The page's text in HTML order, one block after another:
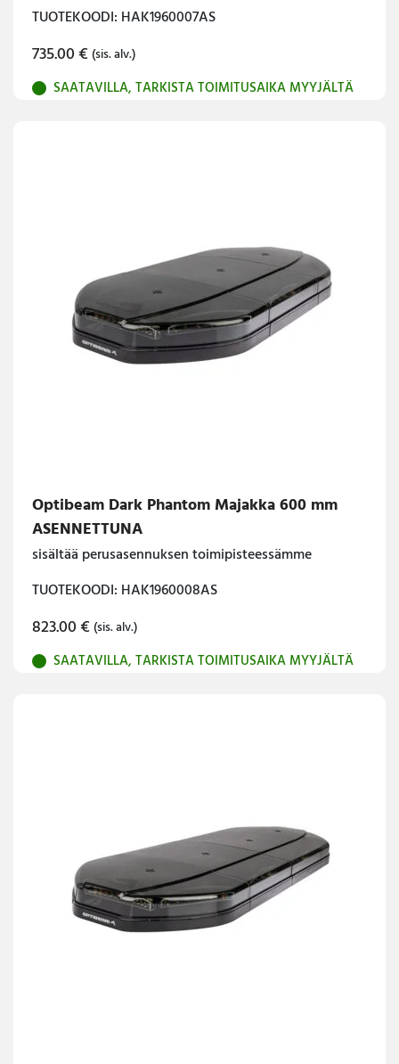
TUOTEKOODI: HAK1960007AS
735.00€ (sis. alv.)
SAATAVILLA, TARKISTA TOIMITUSAIKA MYYJÄLTÄ
Optibeam Dark Phantom Majakka 600 mm
ASENNETTUNA
sisältää perusasennuksen toimipisteessämme
TUOTEKOODI: HAK1960008AS
823.00€ (sis. alv.)
SAATAVILLA, TARKISTA TOIMITUSAIKA MYYJÄLTÄ